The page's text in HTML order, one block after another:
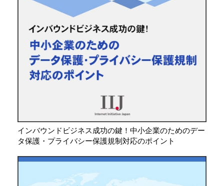
インバウンドビジネス成功の鍵！中小企業のためのデー
タ保護・プライバシー保護規制対応のポイント